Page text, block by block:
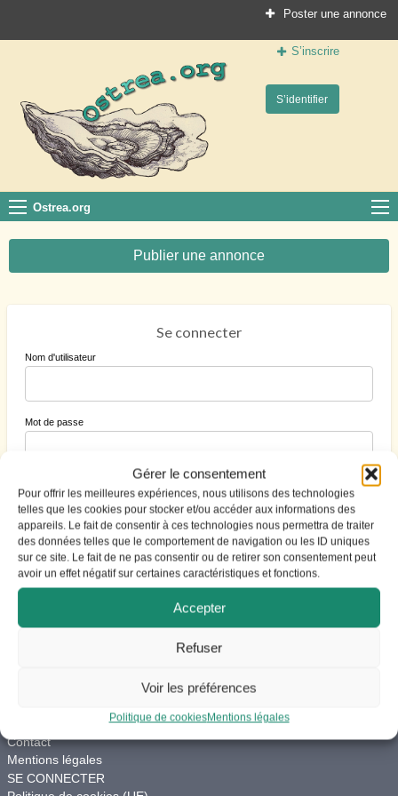
Gérer le consentement
Pour offrir les meilleures expériences, nous utilisons des technologies
telles que les cookies pour stocker et/ou accéder aux informations des
appareils. Le fait de consentir à ces technologies nous permettra de traiter
des données telles que le comportement de navigation ou les ID uniques
sur ce site. Le fait de ne pas consentir ou de retirer son consentement peut
avoir un effet négatif sur certaines caractéristiques et fonctions.
Accepter
Refuser
Voir les préférences
Politique de cookiesMentions légales
Poster une annonce
S’inscrire
S’identifier
Ostrea.org
Le site des professionnels de la conchyliculture
Ostrea.org
Publier une annonce
Se connecter
Nom d'utilisateur
Mot de passe
Se souvenir de moi
S’inscrire Mot de passe perdu ?
Contact
Mentions légales
SE CONNECTER